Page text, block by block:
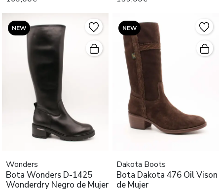
NEW
Wonders
Bota Wonders D-1425
Wonderdry Negro de Mujer
NEW
Dakota Boots
Bota Dakota 476 Oil Vison
de Mujer